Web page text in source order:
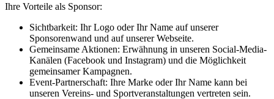
Ihre Vorteile als Sponsor:
Sichtbarkeit: Ihr Logo oder Ihr Name auf unserer
Sponsorenwand und auf unserer Webseite.
Gemeinsame Aktionen: Erwähnung in unseren Social-Media-
Kanälen (Facebook und Instagram) und die Möglichkeit
gemeinsamer Kampagnen.
Event-Partnerschaft: Ihre Marke oder Ihr Name kann bei
unseren Vereins- und Sportveranstaltungen vertreten sein.